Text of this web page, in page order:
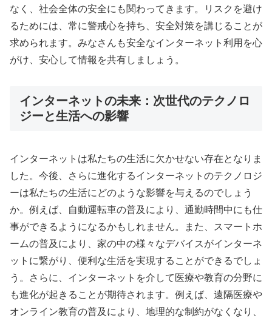
なく、社会全体の安全にも関わってきます。リスクを避け
るためには、常に警戒心を持ち、安全対策を講じることが
求められます。みなさんも安全なインターネット利用を心
がけ、安心して情報を共有しましょう。
インターネットの未来：次世代のテクノロ
ジーと生活への影響
インターネットは私たちの生活に欠かせない存在となりま
した。今後、さらに進化するインターネットのテクノロジ
ーは私たちの生活にどのような影響を与えるのでしょう
か。例えば、自動運転車の普及により、通勤時間中にも仕
事ができるようになるかもしれません。また、スマートホ
ームの普及により、家の中の様々なデバイスがインターネ
ットに繋がり、便利な生活を実現することができるでしょ
う。さらに、インターネットを介して医療や教育の分野に
も進化が起きることが期待されます。例えば、遠隔医療や
オンライン教育の普及により、地理的な制約がなくなり、